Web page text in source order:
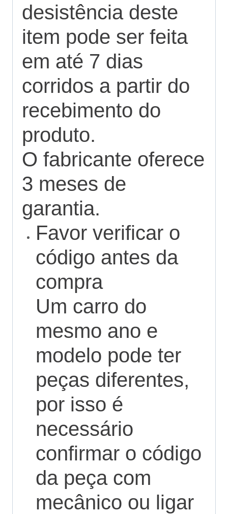
desistência deste
item pode ser feita
em até 7 dias
corridos a partir do
recebimento do
produto.
O fabricante oferece
3 meses de
garantia.
Favor verificar o
código antes da
compra
Um carro do
mesmo ano e
modelo pode ter
peças diferentes,
por isso é
necessário
confirmar o código
da peça com
mecânico ou ligar